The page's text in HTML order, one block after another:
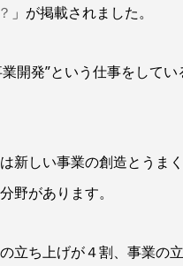
」が掲載されました。
開発”という仕事をして
新しい事業の創造とうま
野があります。
ち上げが４割、事業の立